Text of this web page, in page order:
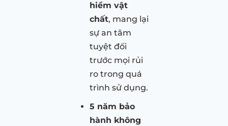
hiểm vật
chất, mang lại
sự an tâm
tuyệt đối
trước mọi rủi
ro trong quá
trình sử dụng.
5 năm bảo
hành không